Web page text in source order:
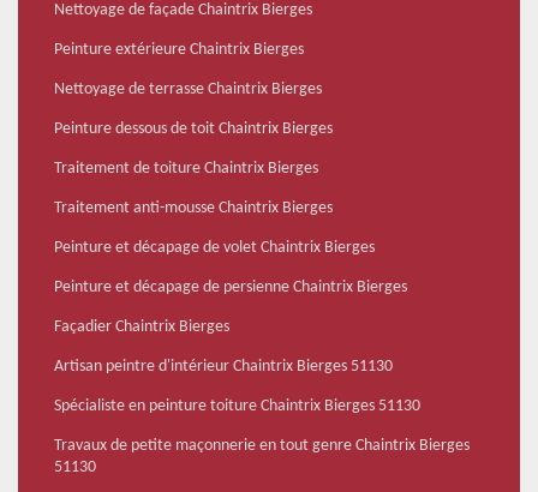
Nettoyage de façade Chaintrix Bierges
Peinture extérieure Chaintrix Bierges
Nettoyage de terrasse Chaintrix Bierges
Peinture dessous de toit Chaintrix Bierges
Traitement de toiture Chaintrix Bierges
Traitement anti-mousse Chaintrix Bierges
Peinture et décapage de volet Chaintrix Bierges
Peinture et décapage de persienne Chaintrix Bierges
Façadier Chaintrix Bierges
Artisan peintre d'intérieur Chaintrix Bierges 51130
Spécialiste en peinture toiture Chaintrix Bierges 51130
Travaux de petite maçonnerie en tout genre Chaintrix Bierges
51130